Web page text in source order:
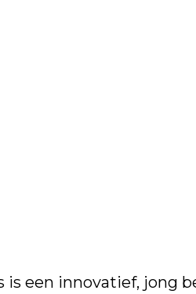
is een innovatief, jong